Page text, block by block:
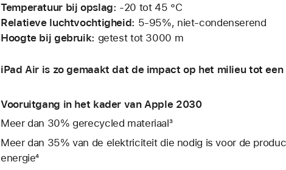
Temperatuur bij opslag: ‑20 tot 45 °C
Relatieve luchtvochtigheid: 5-95%, niet-condenserend
Hoogte bij gebruik: getest tot 3000 m
iPad Air is zo gemaakt dat de impact op het milieu tot
Vooruitgang in het kader van Apple 2030
Meer dan 30% gerecycled materiaal³
Meer dan 35% van de elektriciteit die nodig is voor de
energie⁴